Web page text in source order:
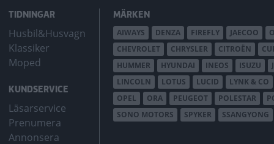
TIDNINGAR
Husbil&Husvagn
Klassiker
Moped
KUNDSERVICE
Läsarservice
Prenumera
Annonsera
MÄRKEN
AIWAYS DENZA FIREFLY JAECOO
CHEVROLET
CHRYSLER CITROËN
HUMMER
HYUNDAI INEOS ISUZU
LINCOLN
LOTUS LUCID LYNK & CO
OPEL
ORA PEUGEOT POLESTAR
SONO MOTORS
SPYKER SSANGYONG